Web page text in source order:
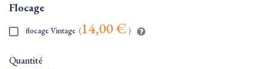
Flocage
flocage Vintage (14,00 € )
Quantité